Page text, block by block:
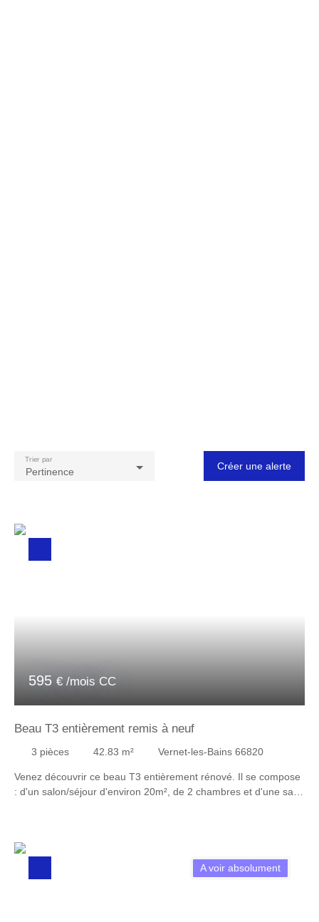
Pertinence
Trier par
Créer une alerte
595 € /mois CC
Beau T3 entièrement remis à neuf
3 pièces 42.83 m² Vernet-les-Bains 66820
Venez découvrir ce beau T3 entièrement rénové. Il se compose
: d'un salon/séjour d'environ 20m², de 2 chambres et d'une salle
A voir absolument